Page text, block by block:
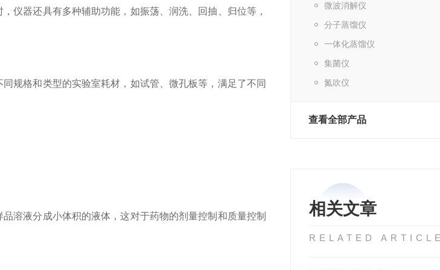
微波消解仪
分子蒸馏仪
一体化蒸馏仪
集菌仪
氮吹仪
查看全部产品
相关文章
RELATED
仪器还具有多种辅助功能，如振荡、润洗、回抽、归位等，
规格和类型的实验室耗材，如试管、微孔板等，满足了不同
溶液分成小体积的液体，这对于药物的剂量控制和质量控制